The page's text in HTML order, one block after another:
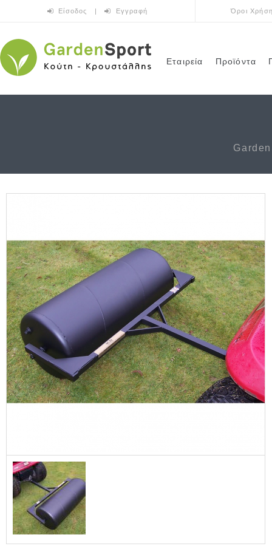
Είσοδος | Εγγραφή Όροι
Εταιρεία Προϊόντα